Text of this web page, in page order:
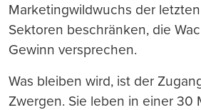
Marketingwildwuchs der
Sektoren beschränken, die
Gewinn versprechen.
Was bleiben wird, ist der
Zwergen. Sie leben in einer 30